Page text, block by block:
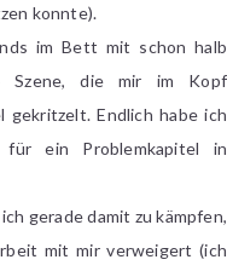
konnte).
im Bett mit schon halb
Szene, die mir im Kopf
Endlich habe ich
für ein Problemkapitel in
gerade damit zu kämpfen,
mit mir verweigert (ich